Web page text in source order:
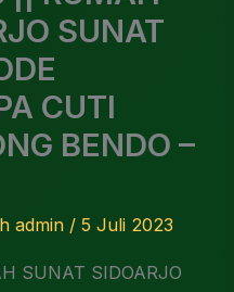
SUNAT
CUTI
BENDO –
admin /5 Juli 2023
SUNAT SIDOARJO